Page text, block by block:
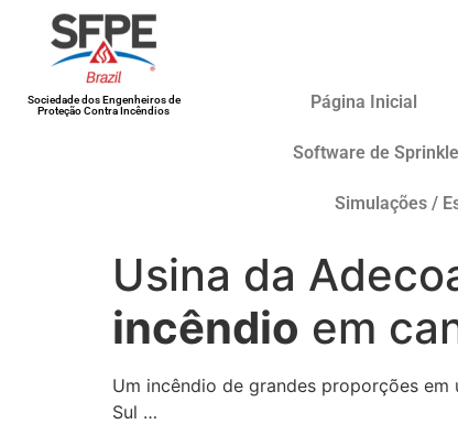
Sociedade dos Engenheiros de
Proteção Contra Incêndios
Página Inicial
Software de
Simulações /
Usina da
incêndio em
Um incêndio de grandes proporções
Sul …